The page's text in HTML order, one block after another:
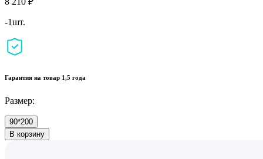
-1шт.
Гарантия на товар 1,5 года
Размер:
90*200
В корзину